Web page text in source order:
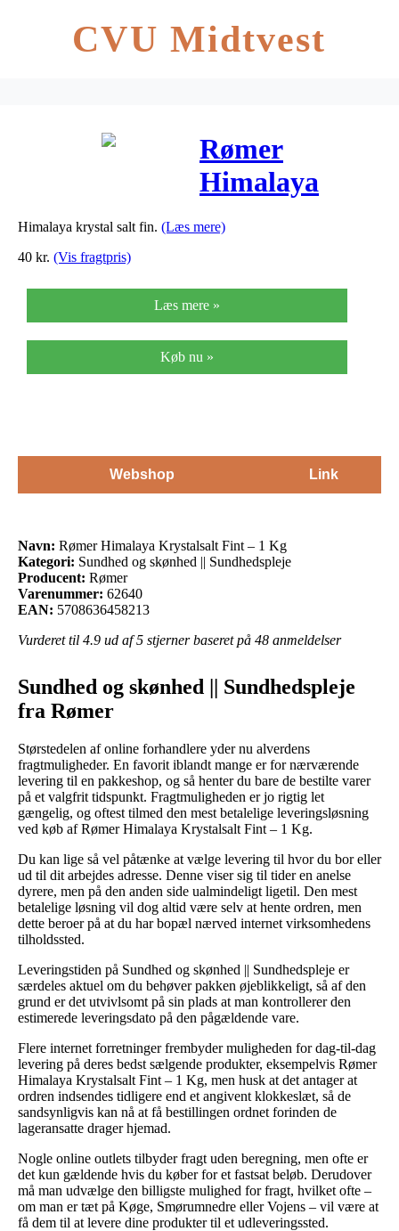
CVU Midtvest
Rømer
Himalaya
Krystalsalt
Himalaya krystal salt fin. (Læs mere)
40 kr. (Vis fragtpris)
Læs mere »
Køb nu »
Webshop Link
Navn: Rømer Himalaya Krystalsalt Fint – 1 Kg
Kategori: Sundhed og skønhed || Sundhedspleje
Producent: Rømer
Varenummer: 62640
EAN: 5708636458213
Vurderet til 4.9 ud af 5 stjerner baseret på 48 anmeldelser
Sundhed og skønhed || Sundhedspleje
fra Rømer
Størstedelen af online forhandlere yder nu alverdens
fragtmuligheder. En favorit iblandt mange er for nærværende
levering til en pakkeshop, og så henter du bare de bestilte varer
på et valgfrit tidspunkt. Fragtmuligheden er jo rigtig let
gængelig, og oftest tilmed den mest betalelige leveringsløsning
ved køb af Rømer Himalaya Krystalsalt Fint – 1 Kg.
Du kan lige så vel påtænke at vælge levering til hvor du bor eller
ud til dit arbejdes adresse. Denne viser sig til tider en anelse
dyrere, men på den anden side ualmindeligt ligetil. Den mest
betalelige løsning vil dog altid være selv at hente ordren, men
dette beroer på at du har bopæl nærved internet virksomhedens
tilholdssted.
Leveringstiden på Sundhed og skønhed || Sundhedspleje er
særdeles aktuel om du behøver pakken øjeblikkeligt, så af den
grund er det utvivlsomt på sin plads at man kontrollerer den
estimerede leveringsdato på den pågældende vare.
Flere internet forretninger frembyder muligheden for dag-til-dag
levering på deres bedst sælgende produkter, eksempelvis Rømer
Himalaya Krystalsalt Fint – 1 Kg, men husk at det antager at
ordren indsendes tidligere end et angivent klokkeslæt, så de
sandsynligvis kan nå at få bestillingen ordnet forinden de
lageransatte drager hjemad.
Nogle online outlets tilbyder fragt uden beregning, men ofte er
det kun gældende hvis du køber for et fastsat beløb. Derudover
må man udvælge den billigste mulighed for fragt, hvilket ofte –
om man er tæt på Køge, Smørumnedre eller Vojens – vil være at
få dem til at levere dine produkter til et udleveringssted.